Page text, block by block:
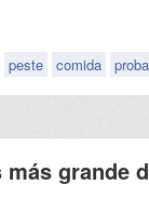
peste comida
grande